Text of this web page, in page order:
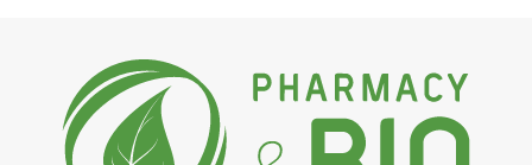
sistema. Preparat jača vaše
kosti i čini ih zdravijim,
otpornijim na frakture
(lomove). Zbog toga se